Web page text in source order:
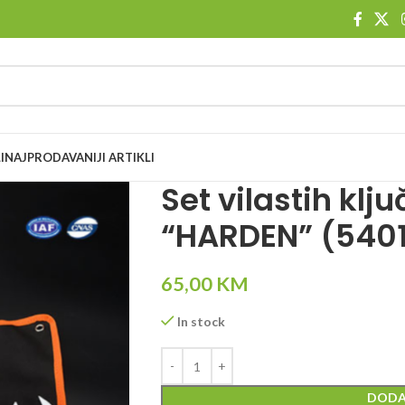
NAJPRODAVANIJI ARTIKLI
Set vilastih
“HARDEN”
65,00 KM
In stock